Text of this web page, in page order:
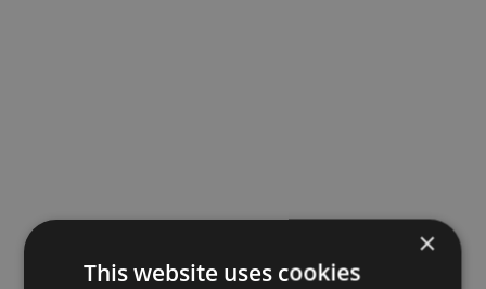
×
This website uses cookies